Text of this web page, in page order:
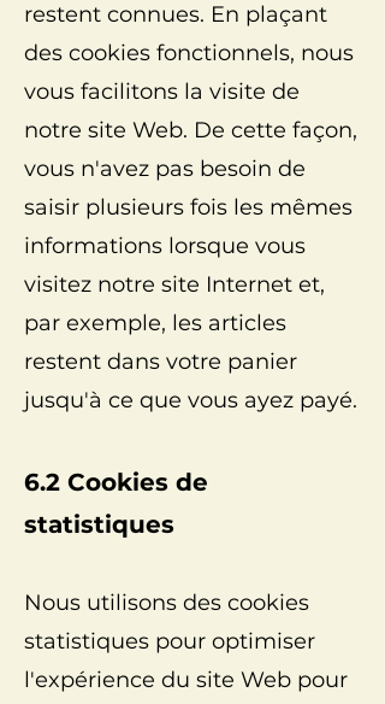
restent connues. En plaçant
des cookies fonctionnels, nous
vous facilitons la visite de
notre site Web. De cette façon,
vous n'avez pas besoin de
saisir plusieurs fois les mêmes
informations lorsque vous
visitez notre site Internet et,
par exemple, les articles
restent dans votre panier
jusqu'à ce que vous ayez payé.
6.2 Cookies de
statistiques
Nous utilisons des cookies
statistiques pour optimiser
l'expérience du site Web pour